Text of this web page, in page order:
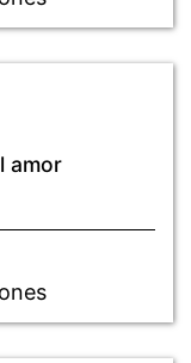
amor